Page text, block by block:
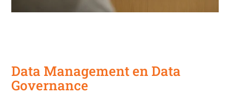
Data Management en Data
Governance